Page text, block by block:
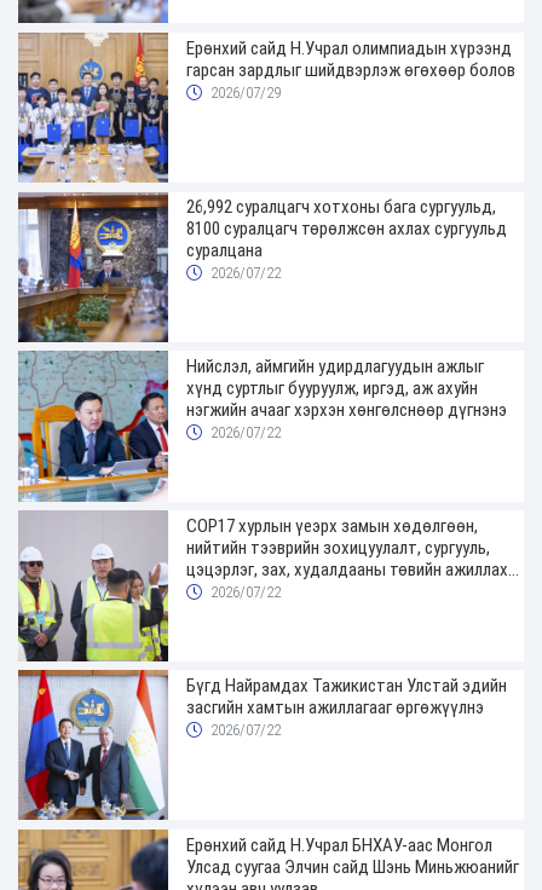
Ерөнхий сайд Н.Учрал олимпиадын хүрээнд
гарсан зардлыг шийдвэрлэж өгөхөөр болов
2026/07/29
26,992 суралцагч хотхоны бага сургуульд,
8100 суралцагч төрөлжсөн ахлах сургуульд
суралцана
2026/07/22
Нийслэл, аймгийн удирдлагуудын ажлыг
хүнд суртлыг бууруулж, иргэд, аж ахуйн
нэгжийн ачааг хэрхэн хөнгөлснөөр дүгнэнэ
2026/07/22
COP17 хурлын үеэрх замын хөдөлгөөн,
нийтийн тээврийн зохицуулалт, сургууль,
цэцэрлэг, зах, худалдааны төвийн ажиллах
хуваарийг гаргаж, иргэдэд мэдээлэхийг
2026/07/22
Бүгд Найрамдах Тажикистан Улстай эдийн
засгийн хамтын ажиллагааг өргөжүүлнэ
2026/07/22
Ерөнхий сайд Н.Учрал БНХАУ-аас Монгол
Улсад суугаа Элчин сайд Шэнь Миньжюанийг